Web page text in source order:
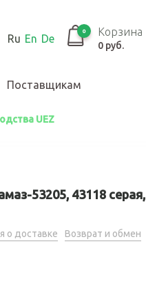
Ru En De
0 Корзина
0 руб.
Поставщикам
UEZ
53205, 43118 серая,
о доставке Возврат и обмен